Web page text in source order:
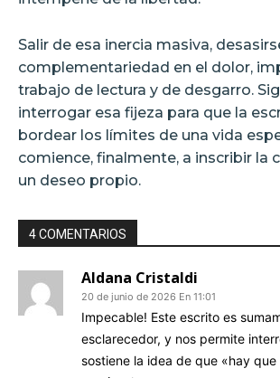
Salir de esa inercia masiva,
complementariedad en el dolor,
trabajo de lectura y de desgarro.
interrogar esa fijeza para que la
bordear los límites de una vida
comience, finalmente, a inscribir la
un deseo propio.
4 COMENTARIOS
Aldana Cristaldi
20 de junio de 2026 En 11:01
Impecable! Este escrito es
esclarecedor, y nos permite
sostiene la idea de que «hay